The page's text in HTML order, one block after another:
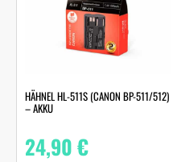
HÄHNEL HL-511S (CANON BP-511/512)
– AKKU
24,90€